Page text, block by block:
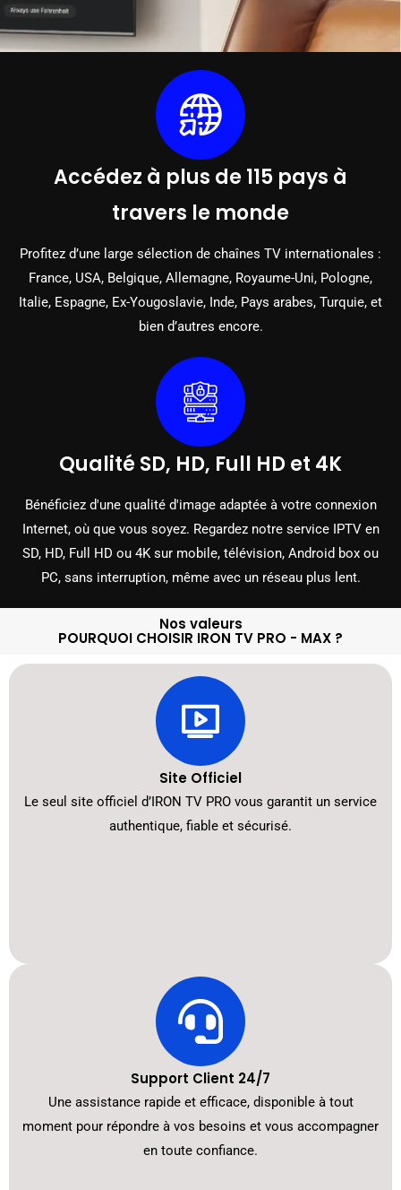
Accédez à plus de 115 pays à
travers le monde
Profitez d’une large sélection de chaînes TV internationales :
France, USA, Belgique, Allemagne, Royaume-Uni, Pologne,
Italie, Espagne, Ex-Yougoslavie, Inde, Pays arabes, Turquie, et
bien d’autres encore.
Qualité SD, HD, Full HD et 4K
Bénéficiez d'une qualité d'image adaptée à votre connexion
Internet, où que vous soyez. Regardez notre service IPTV en
SD, HD, Full HD ou 4K sur mobile, télévision, Android box ou
PC, sans interruption, même avec un réseau plus lent.
Nos valeurs
POURQUOI CHOISIR IRON TV PRO - MAX ?
Site Officiel
Le seul site officiel d’IRON TV PRO vous garantit un service
authentique, fiable et sécurisé.
Support Client 24/7
Une assistance rapide et efficace, disponible à tout
moment pour répondre à vos besoins et vous accompagner
en toute confiance.